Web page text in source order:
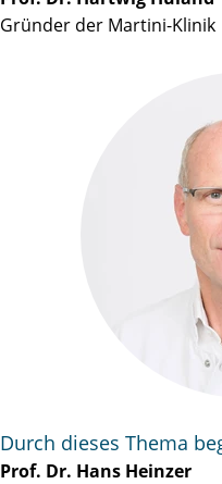
Gründer der Martini-Klinik
Durch dieses Thema
Prof. Dr. Hans Heinzer